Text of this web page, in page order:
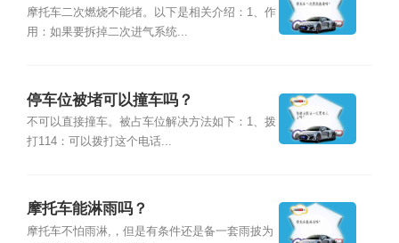
摩托车二次燃烧不能堵。以下是相关介绍：1、作
用：如果要拆掉二次进气系统...
停车位被堵可以撞车吗？
不可以直接撞车。被占车位解决方法如下：1、拨
打114：可以拨打这个电话...
摩托车能淋雨吗？
摩托车不怕雨淋,，但是有条件还是备一套雨披为